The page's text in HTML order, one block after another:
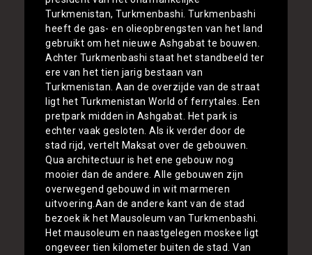
Turkmenistan, Turkmenbashi. Turkmenbashi
heeft de gas- en olieopbrengsten van het land
gebruikt om het nieuwe Ashgabat te bouwen.
Achter Turkmenbashi staat het standbeeld ter
ere van het tien jarig bestaan van
Turkmenistan. Aan de overzijde van de straat
ligt het Turkmenistan World of ferrytales. Een
pretpark midden in Ashgabat. Het park is
echter vaak gesloten. Als ik verder door de
stad rijd, vertelt Maksat over de gebouwen.
Qua architectuur is het ene gebouw nog
mooier dan de andere. Alle gebouwen zijn
overwegend gebouwd in wit marmeren
uitvoering.Aan de andere kant van de stad
bezoek ik het Mausoleum van Turkmenbashi.
Het mausoleum en naastgelegen moskee ligt
ongeveer tien kilometer buiten de stad. Van